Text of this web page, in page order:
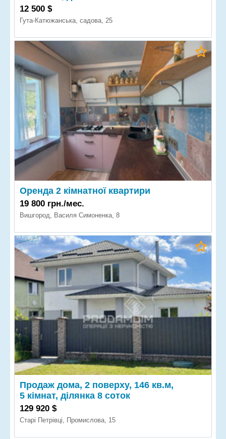
12 500 $
Гута-Катюжанська, садова, 25
Оренда 2 кімнатної квартири
19 800 грн./мес.
Вишгород, Василя Симоненка, 8
Продаж дома, 2 поверху, 146 кв.м,
5 кімнат, ділянка 8 соток
129 920 $
Старі Петрівці, Промислова, 15